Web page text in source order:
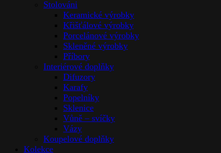
Stolováni
Keramické výrobky
Křišťálové výrobky
Porcelánové výrobky
Skleněné výrobky
Příbory
Interiérové doplňky
Difuzory
Karafy
Popelníky
Sklenice
Vůně – svíčky
Vázy
Koupelové doplňky
Kolekce